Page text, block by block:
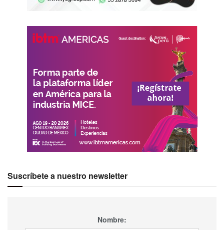
Suscríbete a nuestro newsletter
Nombre: